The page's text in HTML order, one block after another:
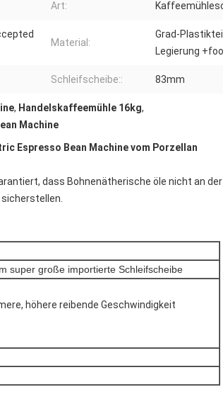
Art:
Material:
Grad-
Legierung
Schleifscheibe:: 83mm
, Handelskaffeemühle 16kg,
Machine
Espresso Bean Machine vom Porzellan
dass Bohnenätherische öle nicht an
sicherstellen.
super große importierte Schleifscheibe
höhere reibende Geschwindigkeit